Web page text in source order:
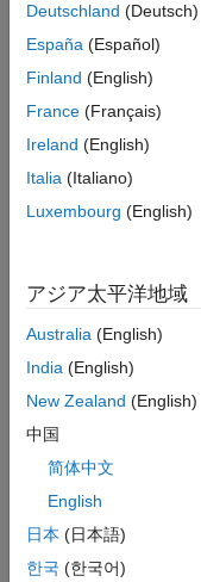
Get
Arduino Uno
arduinoObj =
terminals =
terminals =
Input
object
Arduino object,
variable called
Deutschland (Deutsch)
España (Español)
Finland (English)
France (Français)
Ireland (English)
Italia (Italiano)
Luxembourg (English)
アジア太平洋地域
Australia (English)
India (English)
New Zealand (English)
中国
简体中文
English
日本 (日本語)
한국 (한국어)